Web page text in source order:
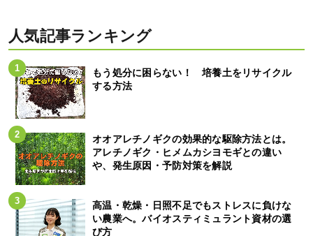
人気記事ランキング
もう処分に困らない！ 培養土をリサイクル
する方法
オオアレチノギクの効果的な駆除方法とは。
アレチノギク・ヒメムカシヨモギとの違い
や、発生原因・予防対策を解説
高温・乾燥・日照不足でもストレスに負けな
い農業へ。バイオスティミュラント資材の選
び方